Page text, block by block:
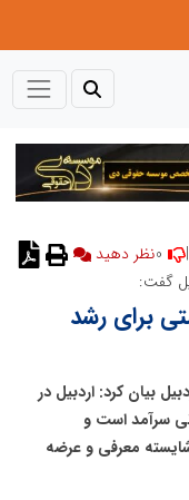
نظر دهید
گفت:
برای رشد
بیان کرد: اردبیل در
سرآمد است و
معرفی و عرضه